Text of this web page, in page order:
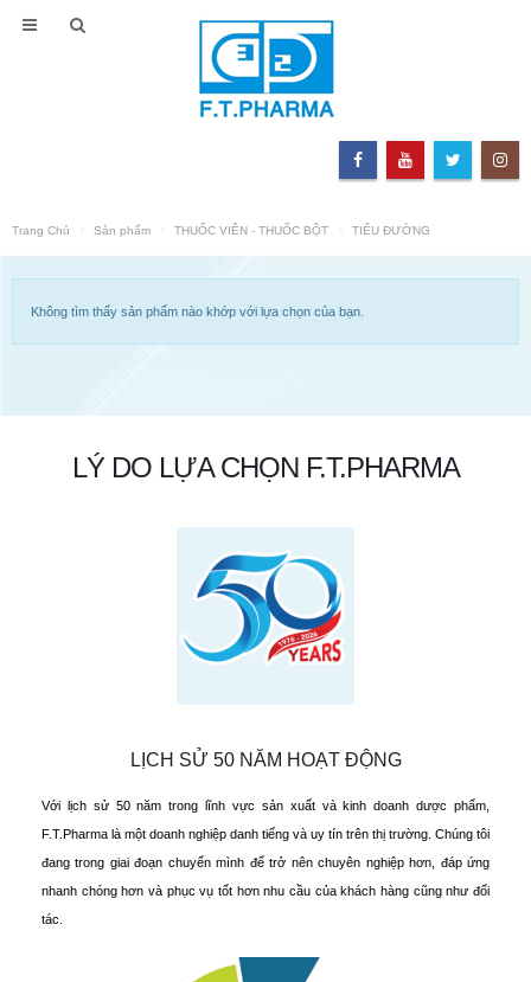
Trang Chủ Sản phẩm THUỐC VIÊN - THUỐC BỘT TIỂU ĐƯỜNG
Không tìm thấy sản phẩm nào khớp với lựa chọn của bạn.
LÝ DO LỰA CHỌN F.T.PHARMA
LỊCH SỬ 50 NĂM HOẠT ĐỘNG
Với lịch sử 50 năm trong lĩnh vực sản xuất và kinh doanh dược phẩm,
F.T.Pharma là một doanh nghiệp danh tiếng và uy tín trên thị trường. Chúng tôi
đang trong giai đoạn chuyển mình để trở nên chuyên nghiệp hơn, đáp ứng
nhanh chóng hơn và phục vụ tốt hơn nhu cầu của khách hàng cũng như đối
tác.